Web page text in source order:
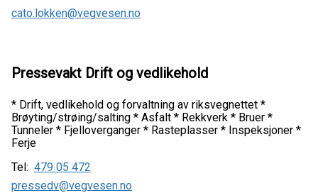
cato.lokken@vegvesen.no
Pressevakt Drift og vedlikehold
* Drift, vedlikehold og forvaltning av riksvegnettet *
Brøyting/strøing/salting * Asfalt * Rekkverk * Bruer *
Tunneler * Fjelloverganger * Rasteplasser * Inspeksjoner *
Ferje
Tel: 479 05 472
pressedv@vegvesen.no